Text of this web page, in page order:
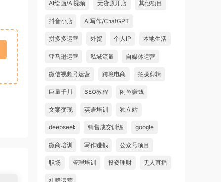
AI绘画/AI视频 无货源开店 其他项目
抖音小店 Ai写作/ChatGPT
拼多多运营 外贸 个人IP 本地生活
亚马逊运营 私域流量 自媒体运营
微信视频号运营 跨境电商 拍摄剪辑
巨量千川 SEO教程 闲鱼赚钱
文案变现 英语培训 独立站
deepseek 销售成交训练 google
微商培训 写作赚钱 公众号项目
职场 管理培训 投资理财 无人直播
社群运营